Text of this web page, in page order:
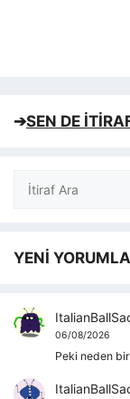
➔SEN DE
Ara
YENİ
06/08/2026
Peki neden